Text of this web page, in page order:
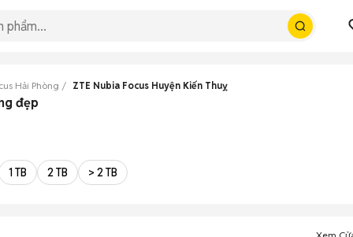
Hải Phòng ZTE Nubia Focus Huyện Kiến Thuỵ
đẹp
1 TB 2 TB > 2 TB